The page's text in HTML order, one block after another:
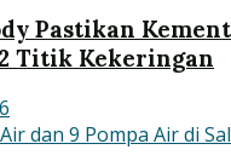
Pastikan
Titik Kekeringan